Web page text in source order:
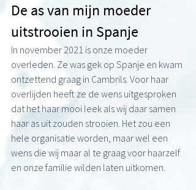
De as van mijn moeder
uitstrooien in Spanje
In november 2021 is onze moeder
overleden. Ze was gek op Spanje en kwam
ontzettend graag in Cambrils. Voor haar
overlijden heeft ze de wens uitgesproken
dat het haar mooi leek als wij daar samen
haar as uit zouden strooien. Het zou een
hele organisatie worden, maar wel een
wens die wij maar al te graag voor haarzelf
en onze familie wilden laten uitkomen.